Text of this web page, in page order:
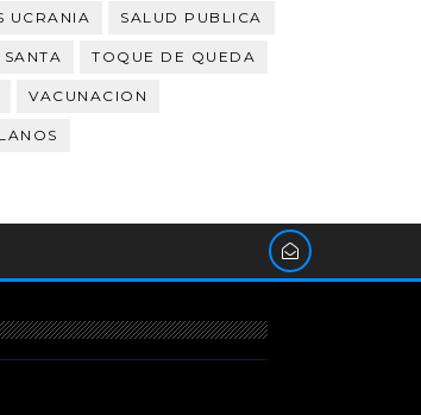
UCRANIA SALUD PUBLICA
TOQUE DE QUEDA
VACUNACION